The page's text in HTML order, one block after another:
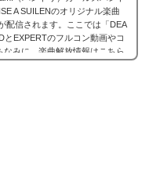
A SUILENのオリジナル楽曲
配信されます。ここでは「DEA
とEXPERTのフルコン動画やコ
なみに、楽曲解放情報はこちら